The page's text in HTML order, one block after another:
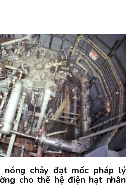
nóng chảy đạt mốc pháp lý
cho thế hệ điện hạt nhân